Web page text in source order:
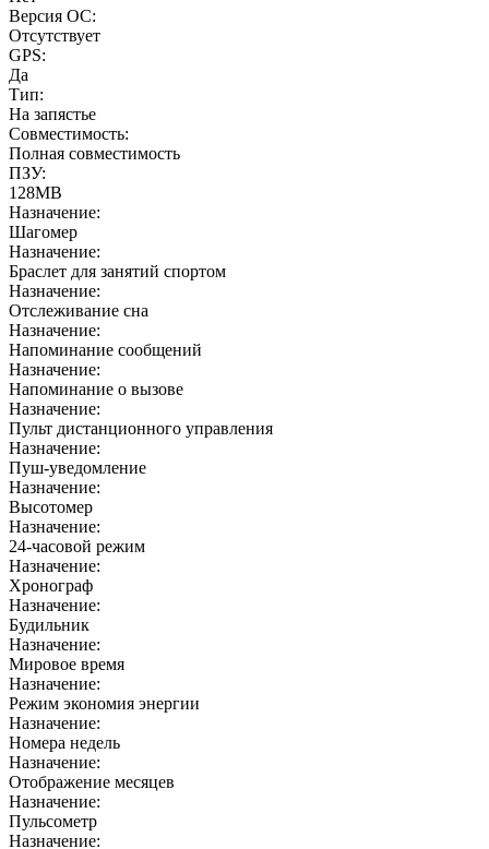
Версия ОС:
Отсутствует
GPS:
Да
Тип:
На запястье
Совместимость:
Полная совместимость
ПЗУ:
128MB
Назначение:
Шагомер
Назначение:
Браслет для занятий спортом
Назначение:
Отслеживание сна
Назначение:
Напоминание сообщений
Назначение:
Напоминание о вызове
Назначение:
Пульт дистанционного управления
Назначение:
Пуш-уведомление
Назначение:
Высотомер
Назначение:
24-часовой режим
Назначение:
Хронограф
Назначение:
Будильник
Назначение:
Мировое время
Назначение:
Режим экономия энергии
Назначение:
Номера недель
Назначение:
Отображение месяцев
Назначение:
Пульсометр
Назначение: